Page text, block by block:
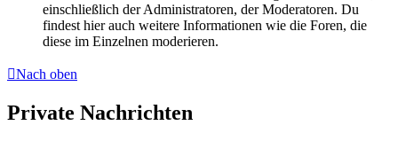
einschließlich der Administratoren, der Moderatoren. Du
findest hier auch weitere Informationen wie die Foren, die
diese im Einzelnen moderieren.
Nach oben
Private Nachrichten